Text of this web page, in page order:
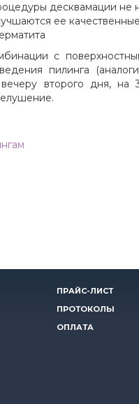
десквамации не
ее
с
пилинга
второго дня, на
ПРАЙС-ЛИСТ
ПРОТОКОЛЫ
ОПЛАТА